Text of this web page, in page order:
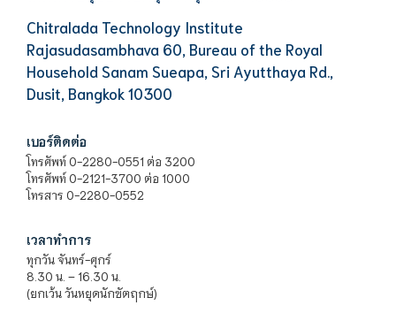
Chitralada Technology Institute
Rajasudasambhava 60, Bureau of the Royal
Household Sanam Sueapa, Sri Ayutthaya Rd.,
Dusit, Bangkok 10300
เบอร์ติดต่อ
โทรศัพท์ 0-2280-0551 ต่อ 3200
โทรศัพท์ 0-2121-3700 ต่อ 1000
โทรสาร 0-2280-0552
เวลาทำการ
ทุกวัน จันทร์-ศุกร์
8.30 น. – 16.30 น.
(ยกเว้น วันหยุดนักขัตฤกษ์)